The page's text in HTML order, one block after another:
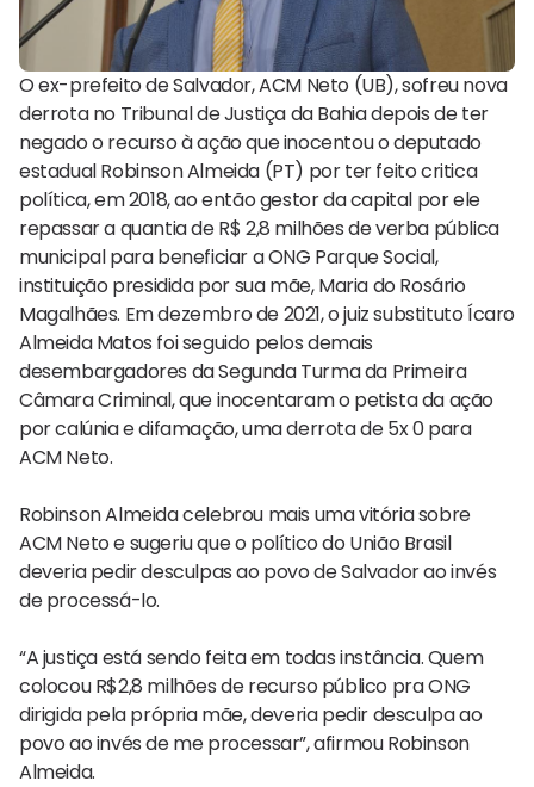
O ex-prefeito de Salvador, ACM Neto (UB), sofreu nova
derrota no Tribunal de Justiça da Bahia depois de ter
negado o recurso à ação que inocentou o deputado
estadual Robinson Almeida (PT) por ter feito critica
política, em 2018, ao então gestor da capital por ele
repassar a quantia de R$ 2,8 milhões de verba pública
municipal para beneficiar a ONG Parque Social,
instituição presidida por sua mãe, Maria do Rosário
Magalhães. Em dezembro de 2021, o juiz substituto Ícaro
Almeida Matos foi seguido pelos demais
desembargadores da Segunda Turma da Primeira
Câmara Criminal, que inocentaram o petista da ação
por calúnia e difamação, uma derrota de 5x 0 para
ACM Neto.
Robinson Almeida celebrou mais uma vitória sobre
ACM Neto e sugeriu que o político do União Brasil
deveria pedir desculpas ao povo de Salvador ao invés
de processá-lo.
“A justiça está sendo feita em todas instância. Quem
colocou R$2,8 milhões de recurso público pra ONG
dirigida pela própria mãe, deveria pedir desculpa ao
povo ao invés de me processar”, afirmou Robinson
Almeida.